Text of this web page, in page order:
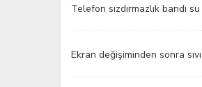
Telefon sızdırmazlık bandı
Ekran değişiminden sonra